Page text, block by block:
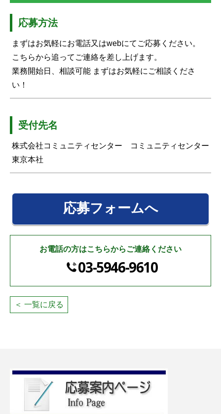
応募方法
まずはお気軽にお電話又はwebにてご応募ください。
こちらから追ってご連絡を差し上げます。
業務開始日、相談可能 まずはお気軽にご相談くださ
い！
受付先名
株式会社コミュニティセンター コミュニティセンター
東京本社
応募フォームへ
お電話の方はこちらからご連絡ください
03-5946-9610
＜ 一覧に戻る